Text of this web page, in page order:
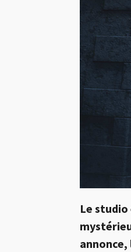
Le
annonce,